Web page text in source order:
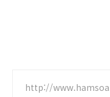
http://